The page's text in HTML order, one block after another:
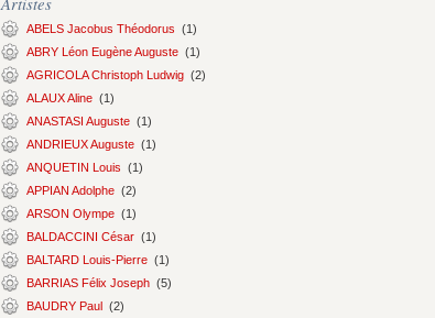
ABELS Jacobus Théodorus (1)
ABRY Léon Eugène Auguste (1)
AGRICOLA Christoph Ludwig (2)
ALAUX Aline (1)
ANASTASI Auguste (1)
ANDRIEUX Auguste (1)
ANQUETIN Louis (1)
APPIAN Adolphe (2)
ARSON Olympe (1)
BALDACCINI César (1)
BALTARD Louis-Pierre (1)
BARRIAS Félix Joseph (5)
BAUDRY Paul (2)